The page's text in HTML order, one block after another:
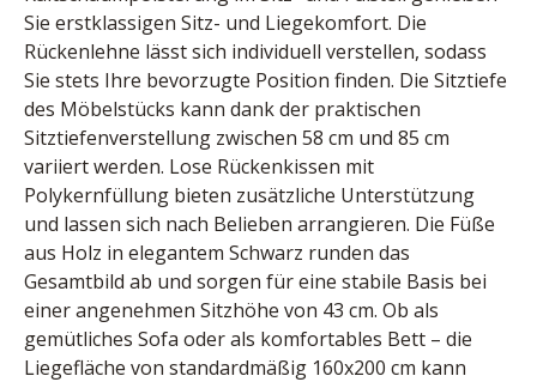
Sie erstklassigen Sitz- und Liegekomfort. Die
Rückenlehne lässt sich individuell verstellen, sodass
Sie stets Ihre bevorzugte Position finden. Die Sitztiefe
des Möbelstücks kann dank der praktischen
Sitztiefenverstellung zwischen 58 cm und 85 cm
variiert werden. Lose Rückenkissen mit
Polykernfüllung bieten zusätzliche Unterstützung
und lassen sich nach Belieben arrangieren. Die Füße
aus Holz in elegantem Schwarz runden das
Gesamtbild ab und sorgen für eine stabile Basis bei
einer angenehmen Sitzhöhe von 43 cm. Ob als
gemütliches Sofa oder als komfortables Bett – die
Liegefläche von standardmäßig 160x200 cm kann